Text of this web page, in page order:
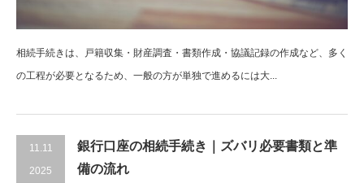
相続手続きは、戸籍収集・財産調査・書類作成・協議記録の作成など、多く
の工程が必要となるため、一般の方が単独で進めるには大...
11.11
2025
銀行口座の相続手続き｜ズバリ必要書類と準
備の流れ